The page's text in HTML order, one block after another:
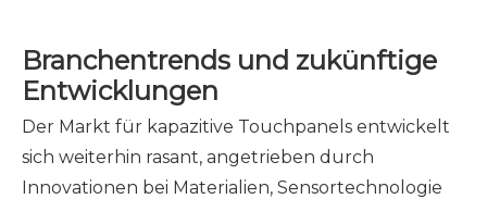
Branchentrends und zukünftige
Entwicklungen
Der Markt für kapazitive Touchpanels entwickelt
sich weiterhin rasant, angetrieben durch
Innovationen bei Materialien, Sensortechnologie